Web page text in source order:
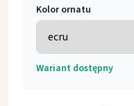
Kolor ornatu
Wariant dostępny